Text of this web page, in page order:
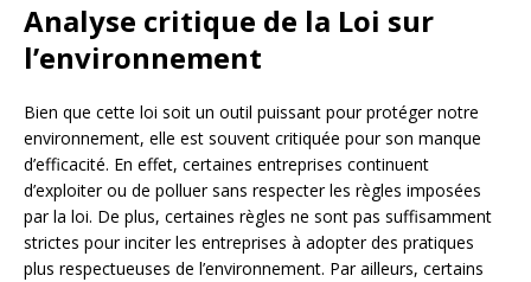
Analyse critique de la Loi sur
l’environnement
Bien que cette loi soit un outil puissant pour protéger notre
environnement, elle est souvent critiquée pour son manque
d’efficacité. En effet, certaines entreprises continuent
d’exploiter ou de polluer sans respecter les règles imposées
par la loi. De plus, certaines règles ne sont pas suffisamment
strictes pour inciter les entreprises à adopter des pratiques
plus respectueuses de l’environnement. Par ailleurs, certains